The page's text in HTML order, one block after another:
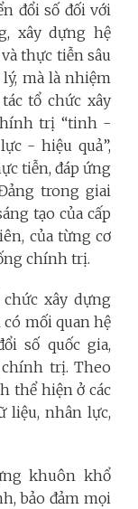
đổi số đối với
xây dựng hệ
thực tiễn sâu
mà là nhiệm
tổ chức xây
trị “tinh -
- hiệu quả”,
tiễn, đáp ứng
trong giai
tạo của cấp
của từng cơ
chính trị.
xây dựng
mối quan hệ
số quốc gia,
trị. Theo
thể hiện ở các
liệu, nhân lực,
khuôn khổ
bảo đảm mọi